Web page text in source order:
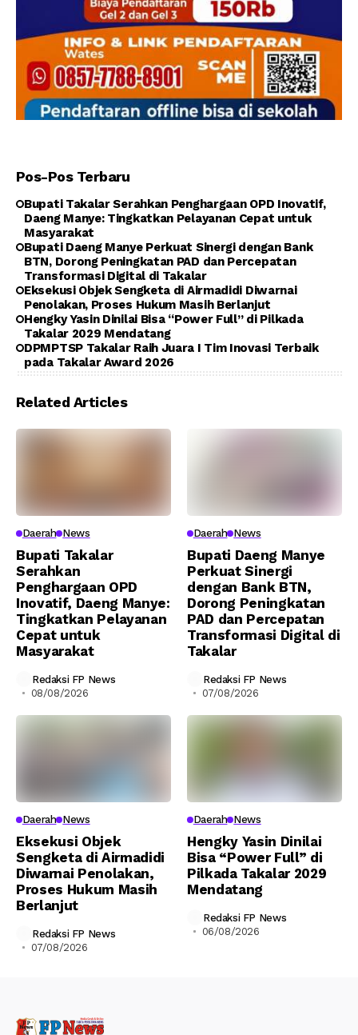
Pos-Pos Terbaru
Bupati Takalar Serahkan Penghargaan OPD Inovatif,
Daeng Manye: Tingkatkan Pelayanan Cepat untuk
Masyarakat
Bupati Daeng Manye Perkuat Sinergi dengan Bank
BTN, Dorong Peningkatan PAD dan Percepatan
Transformasi Digital di Takalar
Eksekusi Objek Sengketa di Airmadidi Diwarnai
Penolakan, Proses Hukum Masih Berlanjut
Hengky Yasin Dinilai Bisa “Power Full” di Pilkada
Takalar 2029 Mendatang
DPMPTSP Takalar Raih Juara I Tim Inovasi Terbaik
pada Takalar Award 2026
Related Articles
Daerah News
Bupati Takalar
Serahkan
Penghargaan OPD
Inovatif, Daeng Manye:
Tingkatkan Pelayanan
Cepat untuk
Masyarakat
Redaksi FP News
08/08/2026
Daerah News
Bupati Daeng Manye
Perkuat Sinergi
dengan Bank BTN,
Dorong Peningkatan
PAD dan Percepatan
Transformasi Digital di
Takalar
Redaksi FP News
07/08/2026
Daerah News
Eksekusi Objek
Sengketa di Airmadidi
Diwarnai Penolakan,
Proses Hukum Masih
Berlanjut
Redaksi FP News
07/08/2026
Daerah News
Hengky Yasin Dinilai
Bisa “Power Full” di
Pilkada Takalar 2029
Mendatang
Redaksi FP News
06/08/2026